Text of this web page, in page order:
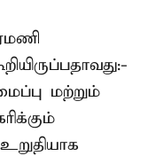
மற்றும்